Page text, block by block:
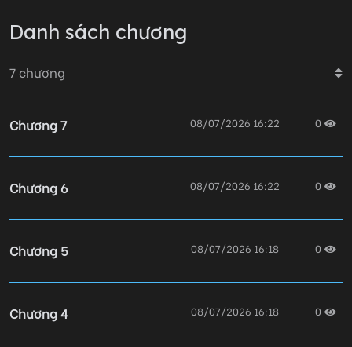
Danh sách chương
7 chương
Chương 7 08/07/2026 16:22 0
Chương 6 08/07/2026 16:22 0
Chương 5 08/07/2026 16:18 0
Chương 4 08/07/2026 16:18 0